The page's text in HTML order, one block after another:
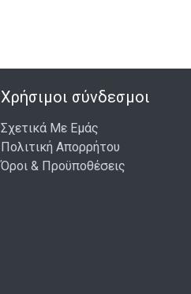
Χρήσιμοι σύνδεσμοι
Σχετικά Με Εμάς
Πολιτική Απορρήτου
Όροι & Προϋποθέσεις